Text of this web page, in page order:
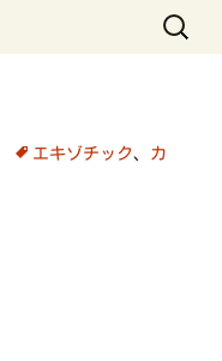
検
索:
エキゾチック、 カ